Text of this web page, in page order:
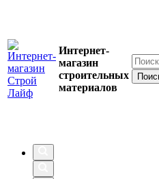
Интернет-
магазин
строительных
материалов